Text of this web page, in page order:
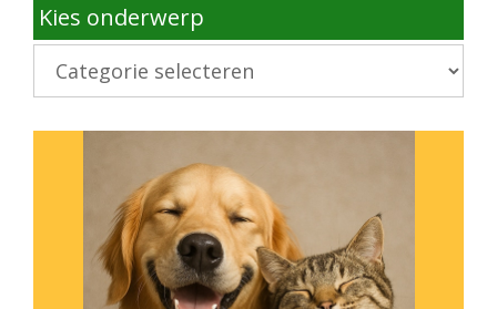
Kies onderwerp
Kies
onderwerp